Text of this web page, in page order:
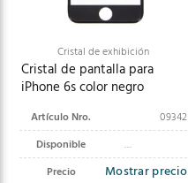
Cristal de exhibición
Cristal de pantalla para
iPhone 6s color negro
Artículo Nro.
09342
Disponible
Precio
Mostrar precio